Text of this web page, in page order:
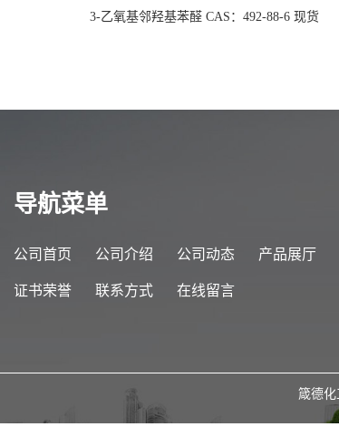
3-乙氧基邻羟基苯醛 CAS：492-88-6 现货
导航菜单
公司首页 公司介绍 公司动态 产品展厅
证书荣誉 联系方式 在线留言
箴德化